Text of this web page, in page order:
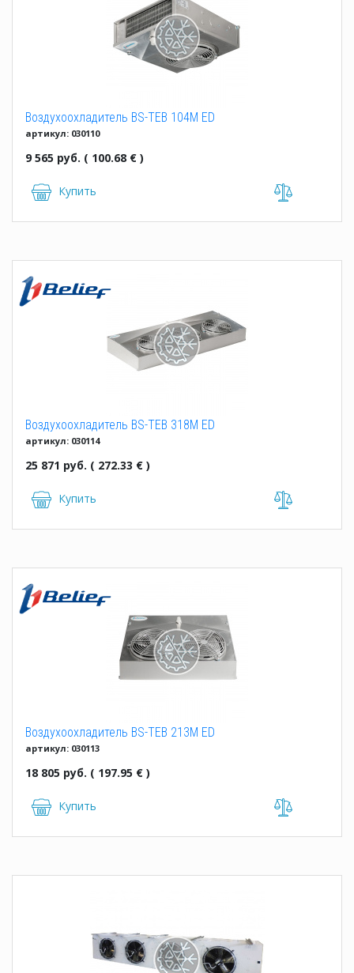
Воздухоохладитель BS-TEB 104M ED
артикул: 030110
9 565 руб. ( 100.68 € )
Купить
Воздухоохладитель BS-TEB 318M ED
артикул: 030114
25 871 руб. ( 272.33 € )
Купить
Воздухоохладитель BS-TEB 213M ED
артикул: 030113
18 805 руб. ( 197.95 € )
Купить